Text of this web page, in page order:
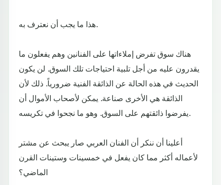
هذا ما يجب أن نعترف به.
هناك سوق تفرض إملاءاتها على الفنانين وهم يفعلون ما
يقدرون عليه من أجل تلبية احتياجات تلك السوق. لن يكون
الحديث في هذه الحالة عن الذائقة الفنية ضرورياً. ذلك لأن
الذائقة هي الأخرى صناعة. يمكن لأصحاب الأموال أن
يفرضوا ذائقتهم على السوق. وهو ما نجحوا في تكريسه.
أعلينا أن ننكر أن الفنان العربي صار يبحث عن مشتر
لأعماله أكثر مما كان يفعل في خمسينات وستينات القرن
الماضي؟